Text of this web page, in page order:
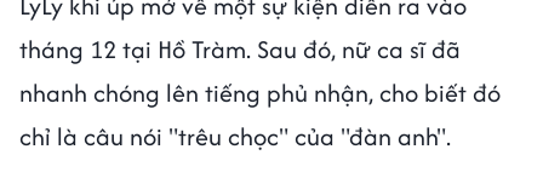
tháng 12 tại Hồ Tràm. Sau đó, nữ ca sĩ đã
nhanh chóng lên tiếng phủ nhận, cho biết đó
chỉ là câu nói "trêu chọc" của "đàn anh".